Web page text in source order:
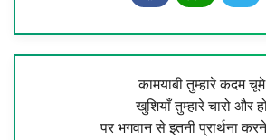
कामयाबी तुम्हारे कदम
खुशियाँ तुम्हारे चारो और
पर भगवान से इतनी प्रार्थना